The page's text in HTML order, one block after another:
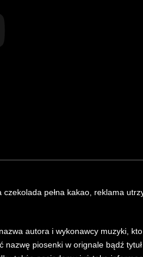
pełna kakao, reklama
autora i wykonawcy muzyki,
piosenki w orignale bądź